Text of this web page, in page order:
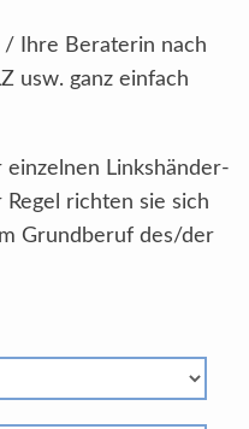
/ Ihre Beraterin nach
usw. ganz einfach
Linkshänder-
richten sie sich
Grundberuf des/der